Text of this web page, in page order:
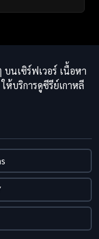
บนเซิร์ฟเวอร์ เนื้อหา
ห้บริการดูซีรีย์เกาหลี